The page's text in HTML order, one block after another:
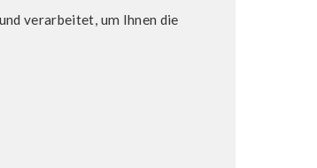
verarbeitet, um Ihnen die